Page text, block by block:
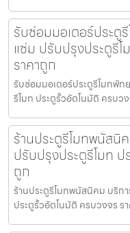
รับซ่อมมอเตอร์ประตู
แซ่ม ปรับปรุงประตูรี
ราคาถูก
รับซ่อมมอเตอร์ประตูรีโมทพั
รีโมท ประตูรั้วอัตโนมัติ ครบว
ร้านประตูรีโมทพนัส
ปรับปรุงประตูรีโมท ป
ถูก
ร้านประตูรีโมทพนัสนิคม บริก
ประตูรั้วอัตโนมัติ ครบวงจร